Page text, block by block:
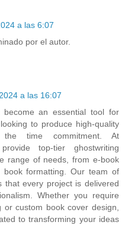
a las 6:07
por el autor.
a las 16:07
an essential tool for
to produce high-quality
time commitment. At
top-tier ghostwriting
range of needs, from e-book
formatting. Our team of
that every project is delivered
Whether you require
custom book cover design,
to transforming your ideas